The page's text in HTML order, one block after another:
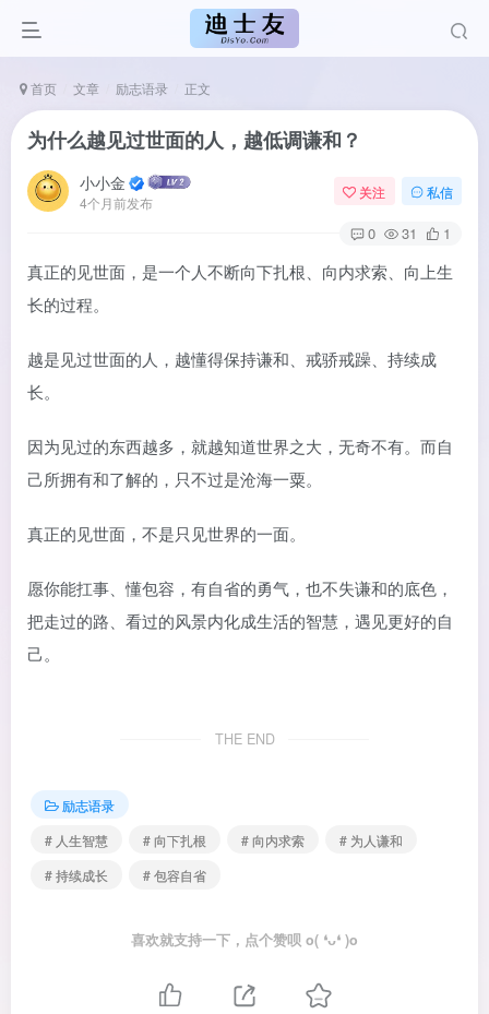
首页 文章 励志语录 正文
为什么越见过世面的人，越低调谦和？
小小金
4个月前发布
关注 私信
0 31 1
真正的见世面，是一个人不断向下扎根、向内求索、向上生
长的过程。
越是见过世面的人，越懂得保持谦和、戒骄戒躁、持续成
长。
因为见过的东西越多，就越知道世界之大，无奇不有。而自
己所拥有和了解的，只不过是沧海一粟。
真正的见世面，不是只见世界的一面。
愿你能扛事、懂包容，有自省的勇气，也不失谦和的底色，
把走过的路、看过的风景内化成生活的智慧，遇见更好的自
己。
THE END
励志语录
# 人生智慧
# 向下扎根 # 向内求索
# 为人谦和
# 持续成长
# 包容自省
喜欢就支持一下，点个赞呗 o( ❛ᴗ❛ )o